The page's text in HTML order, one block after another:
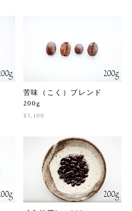
苦味（こく）ブレンド
200g
¥1,100